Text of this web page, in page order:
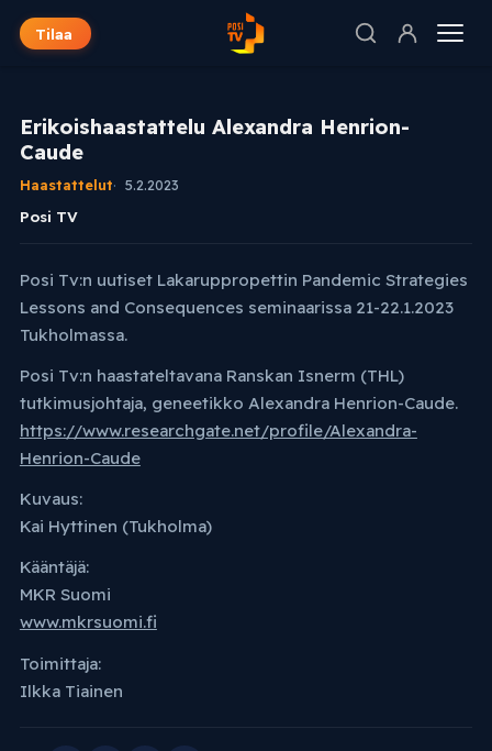
Tilaa
Erikoishaastattelu Alexandra Henrion-
Caude
Haastattelut 5.2.2023
Posi TV
Posi Tv:n uutiset Lakaruppropettin Pandemic Strategies
Lessons and Consequences seminaarissa 21-22.1.2023
Tukholmassa.
Posi Tv:n haastateltavana Ranskan Isnerm (THL)
tutkimusjohtaja, geneetikko Alexandra Henrion-Caude.
https://www.researchgate.net/profile/Alexandra-
Henrion-Caude
Kuvaus:
Kai Hyttinen (Tukholma)
Kääntäjä:
MKR Suomi
www.mkrsuomi.fi
Toimittaja:
Ilkka Tiainen